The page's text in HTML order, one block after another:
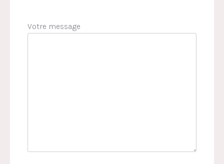
Votre message